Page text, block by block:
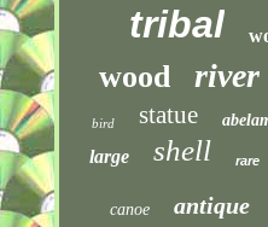
tribal
wood river
bird statue
large shell rare
canoe antique